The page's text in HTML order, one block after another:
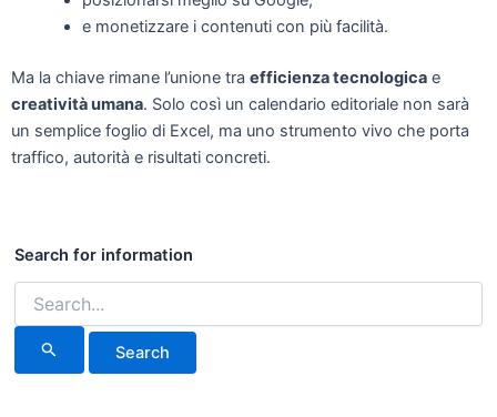
e monetizzare i contenuti con più facilità.
Ma la chiave rimane l’unione tra efficienza tecnologica e
creatività umana. Solo così un calendario editoriale non sarà
un semplice foglio di Excel, ma uno strumento vivo che porta
traffico, autorità e risultati concreti.
Search for information
for: